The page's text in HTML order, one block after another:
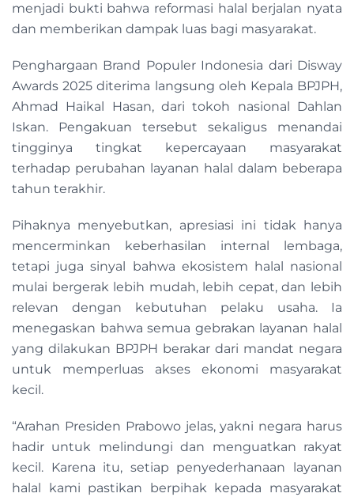
menjadi bukti bahwa reformasi halal berjalan nyata
dan memberikan dampak luas bagi masyarakat.
Penghargaan Brand Populer Indonesia dari Disway
Awards 2025 diterima langsung oleh Kepala BPJPH,
Ahmad Haikal Hasan, dari tokoh nasional Dahlan
Iskan. Pengakuan tersebut sekaligus menandai
tingginya tingkat kepercayaan masyarakat
terhadap perubahan layanan halal dalam beberapa
tahun terakhir.
Pihaknya menyebutkan, apresiasi ini tidak hanya
mencerminkan keberhasilan internal lembaga,
tetapi juga sinyal bahwa ekosistem halal nasional
mulai bergerak lebih mudah, lebih cepat, dan lebih
relevan dengan kebutuhan pelaku usaha. Ia
menegaskan bahwa semua gebrakan layanan halal
yang dilakukan BPJPH berakar dari mandat negara
untuk memperluas akses ekonomi masyarakat
kecil.
“Arahan Presiden Prabowo jelas, yakni negara harus
hadir untuk melindungi dan menguatkan rakyat
kecil. Karena itu, setiap penyederhanaan layanan
halal kami pastikan berpihak kepada masyarakat